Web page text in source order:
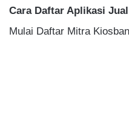
Cara Daftar Aplikasi
Mulai Daftar Mitra